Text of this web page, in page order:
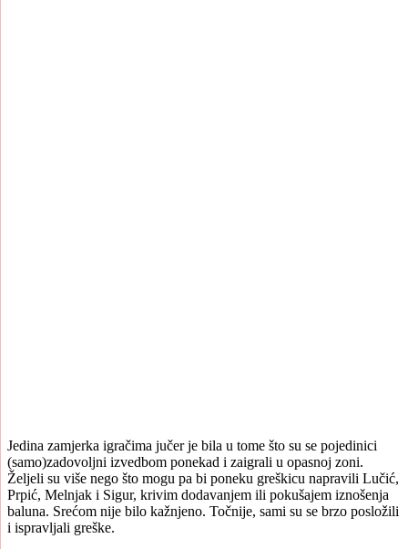
Jedina zamjerka igračima jučer je bila u tome što su se pojedinici
(samo)zadovoljni izvedbom ponekad i zaigrali u opasnoj zoni.
Željeli su više nego što mogu pa bi poneku greškicu napravili Lučić,
Prpić, Melnjak i Sigur, krivim dodavanjem ili pokušajem iznošenja
baluna. Srećom nije bilo kažnjeno. Točnije, sami su se brzo posložili
i ispravljali greške.